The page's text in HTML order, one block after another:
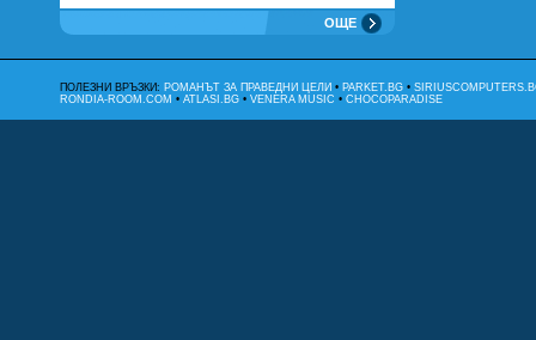
ОЩЕ
ПОЛЕЗНИ ВРЪЗКИ: РОМАНЪТ ЗА ПРАВЕДНИ ЦЕЛИ • PARKET.BG •
RONDIA-ROOM.COM • ATLASI.BG • VENERA MUSIC • CHOCOPARADISE